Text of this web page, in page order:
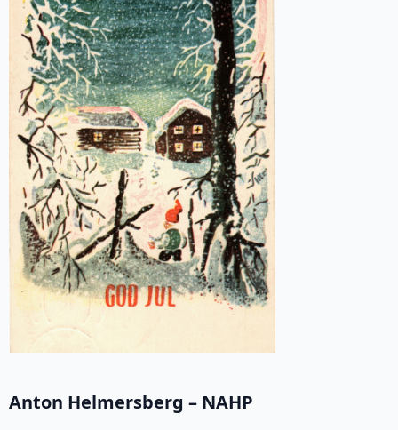
Anton Helmersberg – NAHP